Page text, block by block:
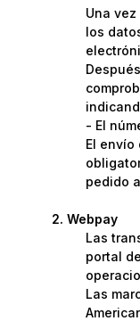
Una
los
- El
El envío
pedido
Webpay
Las
portal
Las